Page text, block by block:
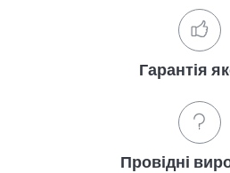
Гарантія
Провідні